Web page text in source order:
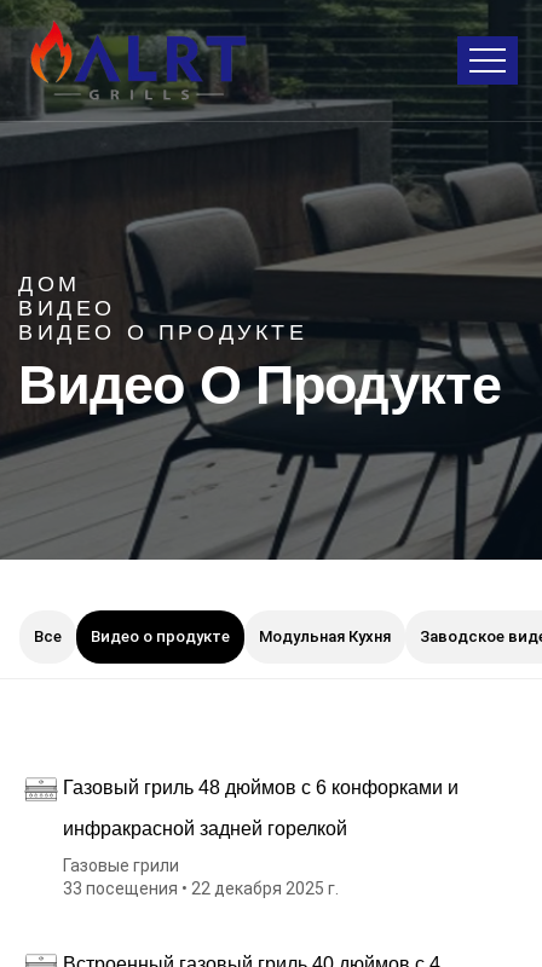
ДОМ
ВИДЕО
ВИДЕО О ПРОДУКТЕ
Видео О Продукте
Все Видео о продукте Модульная Кухня Заводское
Газовый гриль 48 дюймов с 6 конфорками и
инфракрасной задней горелкой
Газовые грили
33 посещения • 22 декабря 2025 г.